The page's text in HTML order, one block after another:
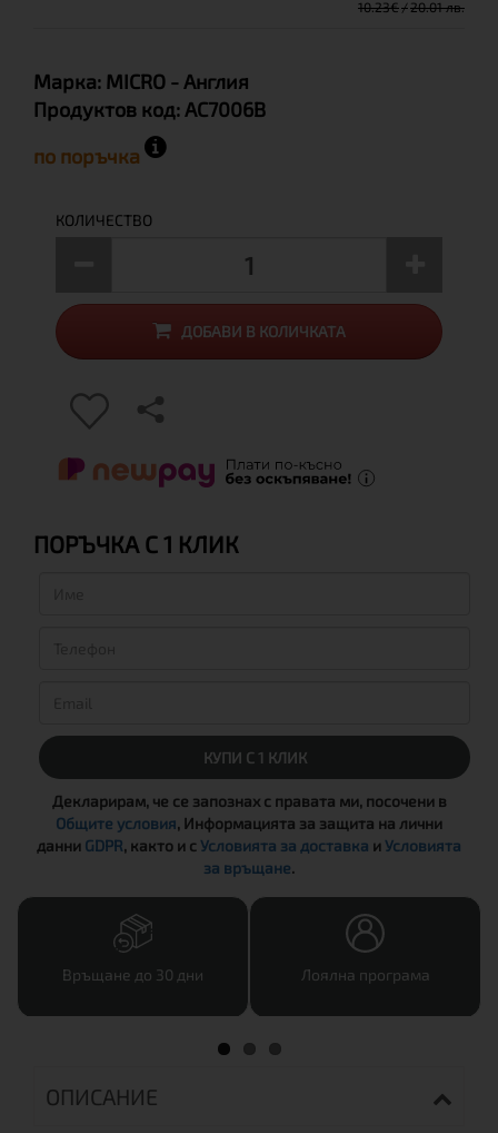
10.23€ 20.01 лв.
Марка: MICRO - Англия
Продуктов код: AC7006B
по поръчка
КОЛИЧЕСТВО
ДОБАВИ В КОЛИЧКАТА
ПОРЪЧКА С 1 КЛИК
КУПИ С 1 КЛИК
Декларирам, че се запознах с правата ми, посочени в
Общите условия, Информацията за защита на лични
данни GDPR, както и сУсловията за доставка иУсловията
за връщане.
Връщане до 30 дни Лоялна програма
ОПИСАНИЕ